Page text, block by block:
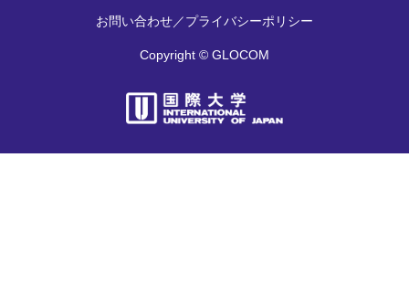
お問い合わせ／プライバシーポリシー
Copyright © GLOCOM